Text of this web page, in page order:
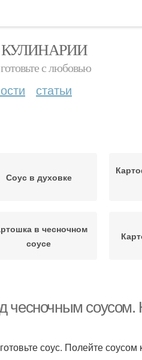
с любовью
статьи
Соус в духовке
в чесночном
соусе
в сметанном
чесночным
соус. Полейте соусом